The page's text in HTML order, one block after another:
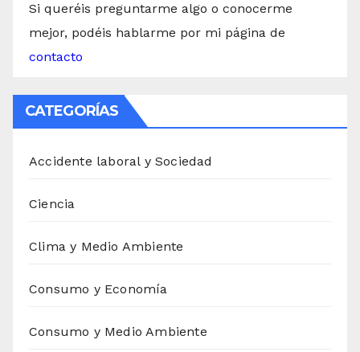
Si queréis preguntarme algo o conocerme
mejor, podéis hablarme por mi página de
contacto
CATEGORÍAS
Accidente laboral y Sociedad
Ciencia
Clima y Medio Ambiente
Consumo y Economía
Consumo y Medio Ambiente